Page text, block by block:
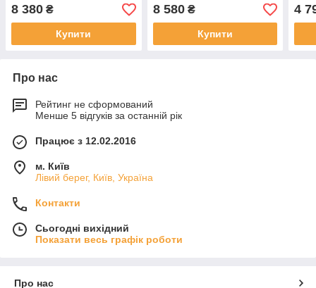
неіржавкої сталі
8 380 ₴
Купити
неіржавкої сталі
8 580₴
Купити
4
Про нас
Рейтинг не сформований
Менше 5 відгуків за останній рік
Працює з 12.02.2016
м. Київ
Лівий берег, Київ, Україна
Контакти
Сьогодні вихідний
Показати весь графік роботи
Про нас